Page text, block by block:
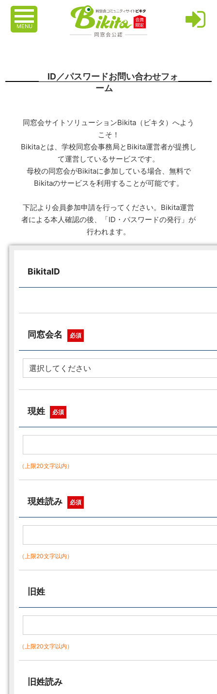
MENU
ID／パスワードお問い合わせフォ
ーム
同窓会サイトソリューションBikita（ビキタ）へよう
こそ！
Bikitaとは、学校同窓会事務局とBikita運営者が提携し
て運営しているサービスです。
母校の同窓会がBikitaに参加している場合、無料で
Bikitaのサービスを利用することが可能です。
下記より会員参加申請を行ってください。Bikita運営
者による本人確認の後、「ID・パスワードの発行」が
行われます。
BikitaID
同窓会名 必須
現姓 必須
（上限20文字以内）
現姓読み 必須
（上限20文字以内）
旧姓
（上限20文字以内）
旧姓読み